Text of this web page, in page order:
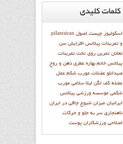
کلمات کلیدی
pilatesiran اسکولیوز چیست اصول
و تمرينات پيلاتس افزایش سن
تعادل تمرين روي تخت تمرينات
پيلاتس خانم بهاره عطري ذهن و روح
صیدانلو عضلات مورب شکم عمل
عضله كف لگن ليلا سلامي مورب
شکمی موسسه ورزشی پیلاتس
ایرانیان میزان شیوع چاقی در ایران
ناهنجاری سر به جلو و حرکات
اصلاحی ورزشكاران پوست